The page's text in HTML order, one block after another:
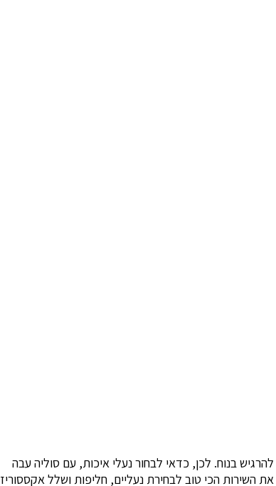
בנוח. לכן, כדאי לבחור נעלי איכות, עם סוליה עבה
השירות הכי טוב לבחירת נעליים, חליפות ושלל אקססוריז